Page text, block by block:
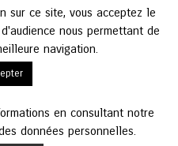
sur ce site, vous acceptez le
nous permettant de
navigation.
en consultant notre
données personnelles.